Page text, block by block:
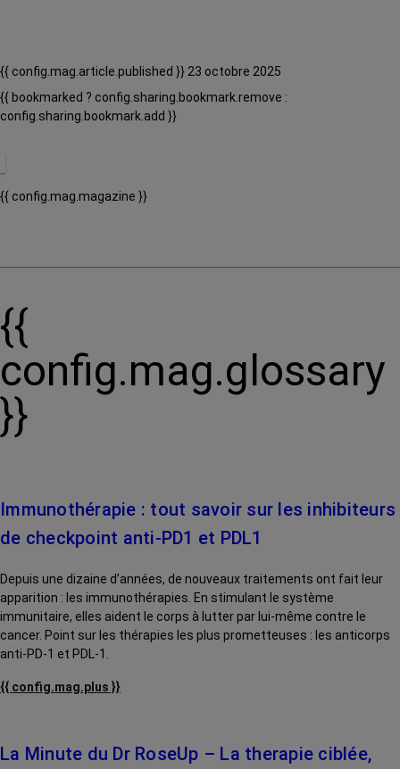
{{ config.mag.article.published }} 23 octobre 2025
{{ bookmarked ? config.sharing.bookmark.remove :
config.sharing.bookmark.add }}
{{ config.mag.magazine }}
{{
config.mag.glossary
}}
Immunothérapie : tout savoir sur les inhibiteurs
de checkpoint anti-PD1 et PDL1
Depuis une dizaine d’années, de nouveaux traitements ont fait leur
apparition : les immunothérapies. En stimulant le système
immunitaire, elles aident le corps à lutter par lui-même contre le
cancer. Point sur les thérapies les plus prometteuses : les anticorps
anti-PD-1 et PDL-1.
{{ config.mag.plus }}
La Minute du Dr RoseUp – La therapie ciblée,